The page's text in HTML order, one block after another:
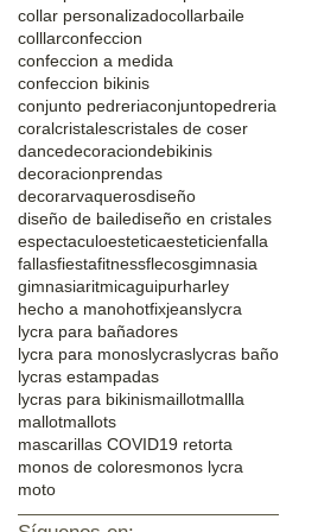
collar personalizadocollarbaile
colllarconfeccion
confeccion a medida
confeccion bikinis
conjunto pedreriaconjuntopedreria
coralcristalescristales de coser
dancedecoraciondebikinis
decoracionprendas
decorarvaquerosdiseño
diseño de bailediseño en cristales
espectaculoesteticaesteticienfalla
fallasfiestafitnessflecosgimnasia
gimnasiaritmicaguipurharley
hecho a manohotfixjeanslycra
lycra para bañadores
lycra para monoslycraslycras baño
lycras estampadas
lycras para bikinismaillotmallla
mallotmallots
mascarillas COVID19 retorta
monos de coloresmonos lycra
moto